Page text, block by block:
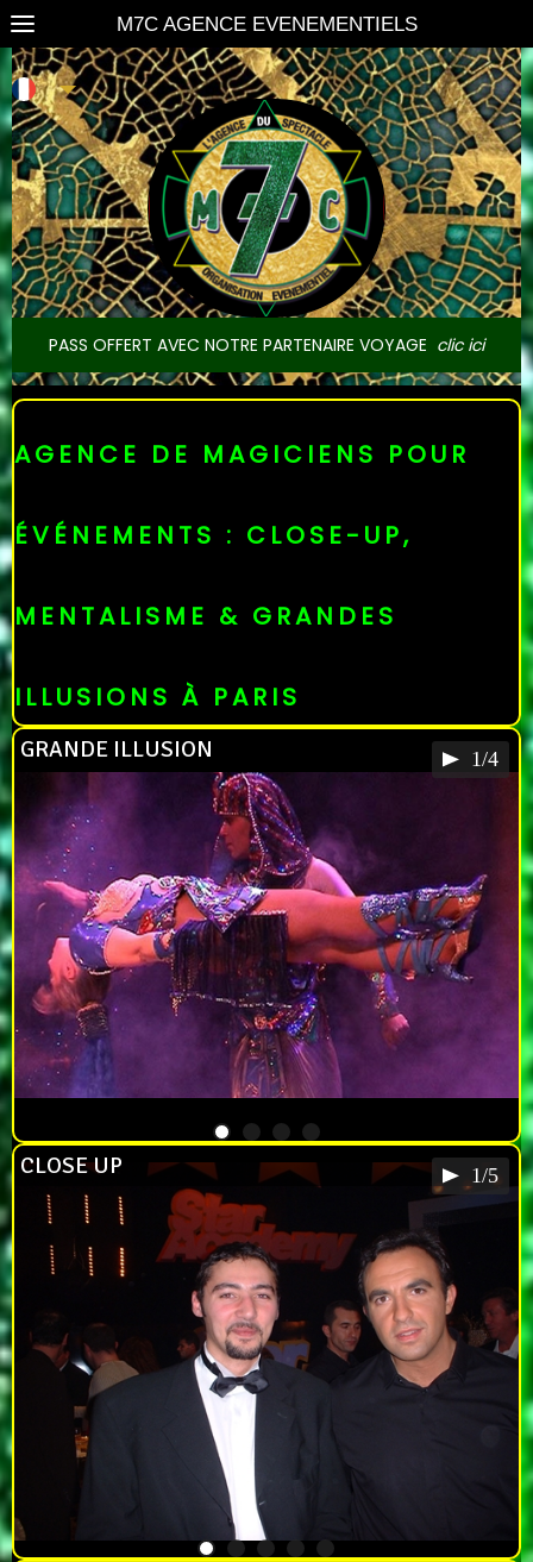
M7C AGENCE EVENEMENTIELS
PASS OFFERT AVEC NOTRE PARTENAIRE VOYAGE clic ici
AGENCE DE MAGICIENS POUR
ÉVÉNEMENTS : CLOSE-UP,
MENTALISME & GRANDES
ILLUSIONS À PARIS
GRANDE ILLUSION 1/4
CLOSE UP 1/5